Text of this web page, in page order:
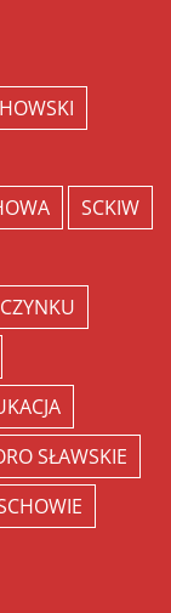
SCKIW
SŁAWSKIE